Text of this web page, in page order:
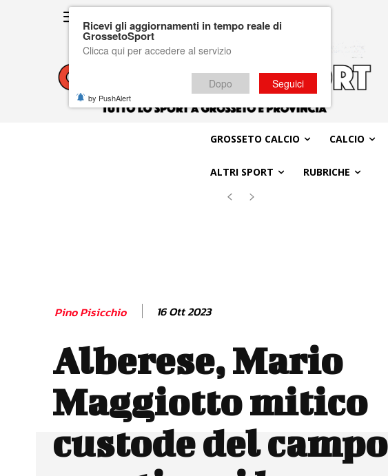
GROSSETO CALCIO CALCIO
ALTRI SPORT RUBRICHE
Pino Pisicchio 16 Ott 2023
Alberese, Mario
Maggiotto mitico
custode del campo
Ricevi gli aggiornamenti in tempo reale di
GrossetoSport
Clicca qui per accedere al servizio
Dopo Seguici
by PushAlert